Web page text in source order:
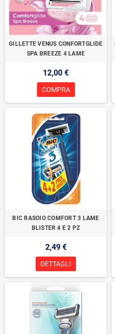
GILLETTE VENUS CONFORTGLIDE
SPA BREEZE 4 LAME
12,00 €
COMPRA
BIC RASOIO COMFORT 3 LAME
BLISTER 4 E 2 PZ
2,49 €
DETTAGLI